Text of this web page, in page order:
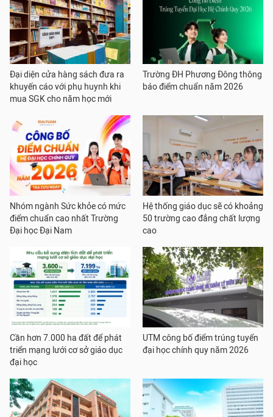
Đại diện cửa hàng sách đưa ra
khuyến cáo với phụ huynh khi
mua SGK cho năm học mới
Trường ĐH Phương Đông thông
báo điểm chuẩn năm 2026
Nhóm ngành Sức khỏe có mức
điểm chuẩn cao nhất Trường
Đại học Đại Nam
Hệ thống giáo dục sẽ có khoảng
50 trường cao đẳng chất lượng
cao
Cần hơn 7.000 ha đất để phát
triển mạng lưới cơ sở giáo dục
đại học
UTM công bố điểm trúng tuyển
đại học chính quy năm 2026